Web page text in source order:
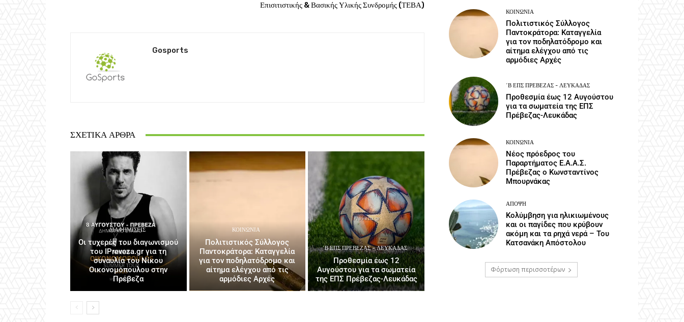
Επισιτιστικής & Βασικής Υλικής Συνδρομής (ΤΕΒΑ)
Gosports
ΣΧΕΤΙΚΆ ΆΡΘΡΑ
ΔΙΑΦΗΜΊΣΕΙΣ
Οι τυχερές του διαγωνισμού
του IPreveza.gr για τη
συναυλία του Νίκου
Οικονομόπουλου στην
Πρέβεζα
ΚΟΙΝΩΝΙΑ
Πολιτιστικός Σύλλογος
Παντοκράτορα: Καταγγελία
για τον ποδηλατόδρομο και
αίτημα ελέγχου από τις
αρμόδιες Αρχές
΄Β ΕΠΣ ΠΡΈΒΕΖΑΣ - ΛΕΥΚΆΔΑΣ
Προθεσμία έως 12
Αυγούστου για τα σωματεία
της ΕΠΣ Πρέβεζας-Λευκάδας
ΚΟΙΝΩΝΙΑ
Πολιτιστικός Σύλλογος
Παντοκράτορα: Καταγγελία
για τον ποδηλατόδρομο και
αίτημα ελέγχου από τις
αρμόδιες Αρχές
΄Β ΕΠΣ ΠΡΈΒΕΖΑΣ - ΛΕΥΚΆΔΑΣ
Προθεσμία έως 12 Αυγούστου
για τα σωματεία της ΕΠΣ
Πρέβεζας-Λευκάδας
ΚΟΙΝΩΝΙΑ
Νέος πρόεδρος του
Παραρτήματος Ε.Α.Α.Σ.
Πρέβεζας ο Κωνσταντίνος
Μπουρνάκας
ΆΠΟΨΗ
Κολύμβηση για ηλικιωμένους
και οι παγίδες που κρύβουν
ακόμη και τα ρηχά νερά – Του
Κατσανάκη Απόστολου
Φόρτωση περισσοτέρων